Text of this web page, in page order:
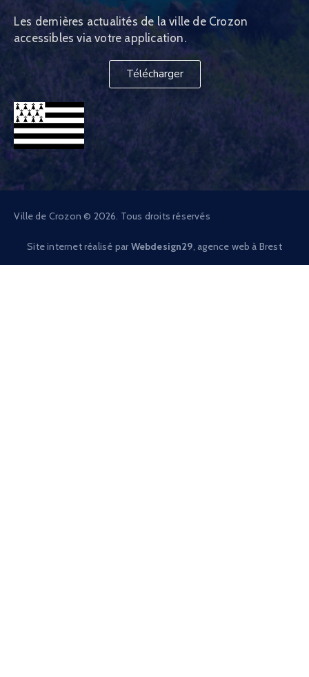
Les dernières actualités de la ville de Crozon
accessibles via votre application.
Télécharger
Ville de Crozon © 2026. Tous droits réservés
Site internet réalisé par Webdesign29 , agence web à Brest